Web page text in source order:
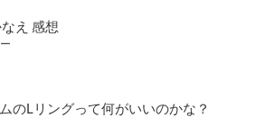
え 感想
のLリングって何がいいのかな？